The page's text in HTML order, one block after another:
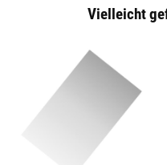
Vielleicht